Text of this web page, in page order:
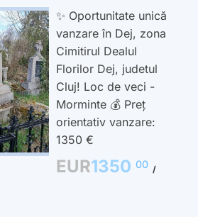
✨ Oportunitate unică
vanzare în Dej, zona
Cimitirul Dealul
Florilor Dej, judetul
Cluj! Loc de veci -
Morminte 💰 Preț
orientativ vanzare:
1350 €
EUR1350 00 /